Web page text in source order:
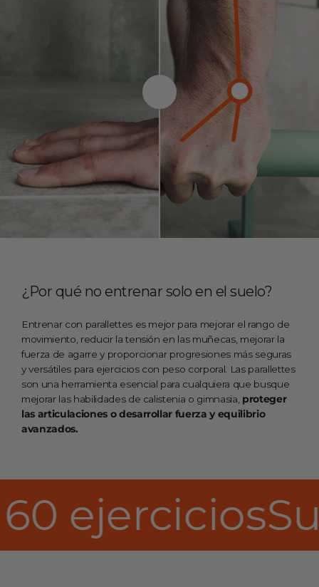
¿Por qué no entrenar solo en el suelo?
Entrenar con parallettes es mejor para mejorar el rango de
movimiento, reducir la tensión en las muñecas, mejorar la
fuerza de agarre y proporcionar progresiones más seguras
y versátiles para ejercicios con peso corporal. Las parallettes
son una herramienta esencial para cualquiera que busque
mejorar las habilidades de calistenia o gimnasia, proteger
las articulaciones o desarrollar fuerza y ​​equilibrio
avanzados.
incluye